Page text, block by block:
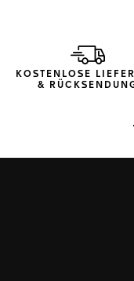
KOSTENLOSE
&